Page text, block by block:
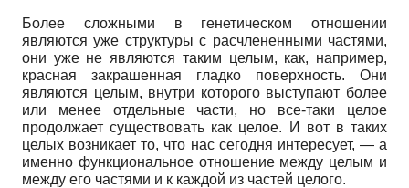
Более сложными в генетическом отношении
являются уже структуры с расчлененными частями,
они уже не являются таким целым, как, например,
красная закрашенная гладко поверхность. Они
являются целым, внутри которого выступают более
или менее отдельные части, но все-таки целое
продолжает существовать как целое. И вот в таких
целых возникает то, что нас сегодня интересует, — а
именно функциональное отношение между целым и
между его частями и к каждой из частей целого.